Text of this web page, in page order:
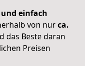
und einfach
von nurca.
das Beste daran
Preisen